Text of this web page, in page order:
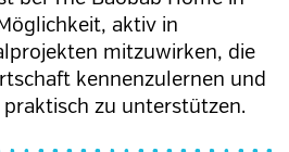
aktiv in
mitzuwirken, die
kennenzulernen und
zu unterstützen.